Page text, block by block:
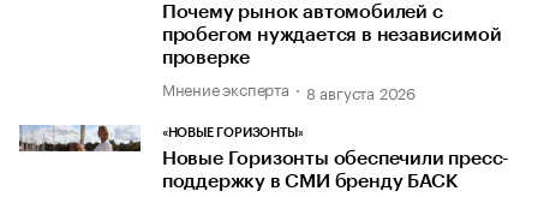
Почему рынок автомобилей с
пробегом нуждается в независимой
проверке
Мнение эксперта 8 августа 2026
«НОВЫЕ ГОРИЗОНТЫ»
Новые Горизонты обеспечили пресс-
поддержку в СМИ бренду БАСК